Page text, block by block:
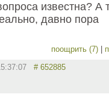
известна? А
давно пора
поощрить (7)
# 652885